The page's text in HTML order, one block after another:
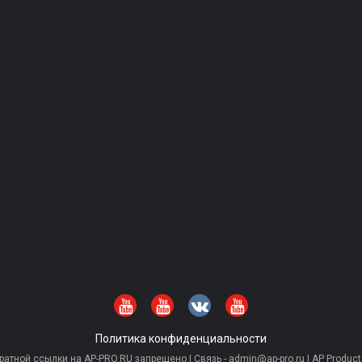
Политика конфиденциальности
ссылки на AP-PRO.RU запрещено | Связь - admin@ap-pro.ru | AP